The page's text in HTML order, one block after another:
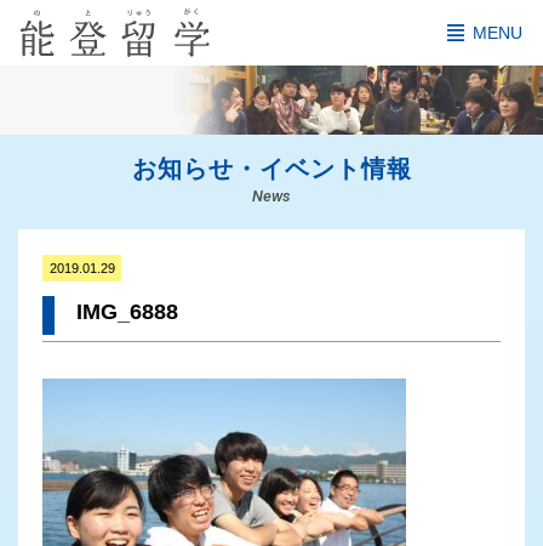
MENU
お知らせ・イベント情報
News
2019.01.29
IMG_6888